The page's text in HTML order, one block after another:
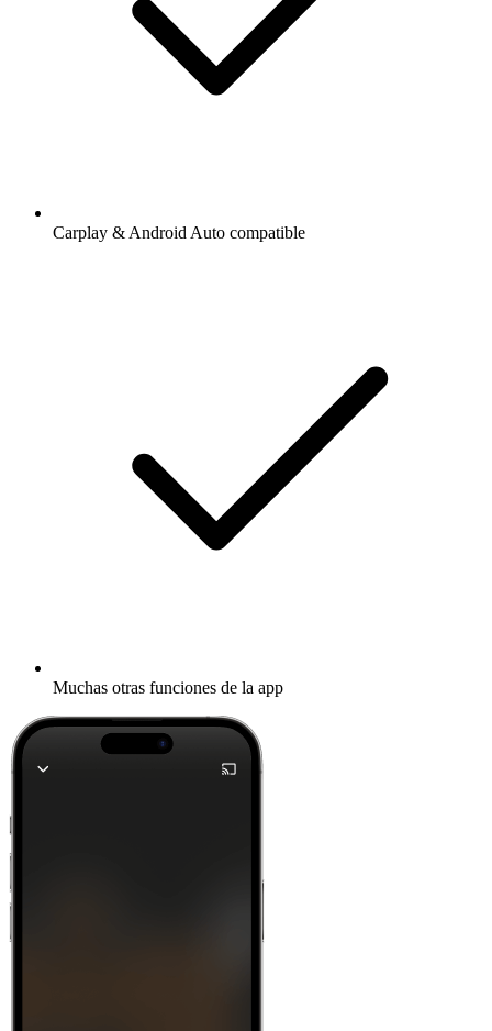
Carplay & Android Auto compatible
Muchas otras funciones de la app